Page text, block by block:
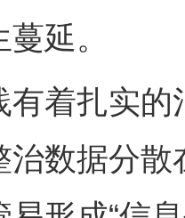
延。
扎实的
治数据分